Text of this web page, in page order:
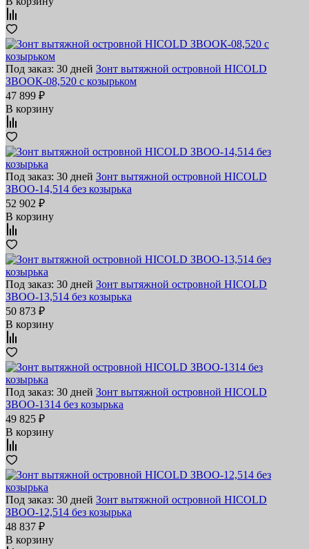
Под заказ: 30 дней Зонт вытяжной островной HICOLD
ЗВООК-08,520 с козырьком
47 899 ₽
В корзину
Под заказ: 30 дней Зонт вытяжной островной HICOLD
ЗВОО-14,514 без козырька
52 902 ₽
В корзину
Под заказ: 30 дней Зонт вытяжной островной HICOLD
ЗВОО-13,514 без козырька
50 873 ₽
В корзину
Под заказ: 30 дней Зонт вытяжной островной HICOLD
ЗВОО-1314 без козырька
49 825 ₽
В корзину
Под заказ: 30 дней Зонт вытяжной островной HICOLD
ЗВОО-12,514 без козырька
48 837 ₽
В корзину